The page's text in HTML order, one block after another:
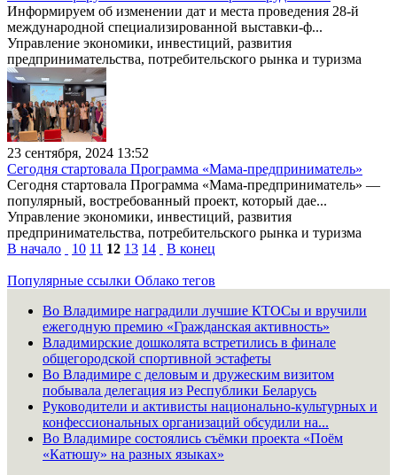
Информируем об изменении дат и места проведения 28-й
международной специализированной выставки-ф...
Управление экономики, инвестиций, развития
предпринимательства, потребительского рынка и туризма
23 сентября, 2024 13:52
Сегодня стартовала Программа «Мама-предприниматель»
Сегодня стартовала Программа «Мама-предприниматель» —
популярный, востребованный проект, который дае...
Управление экономики, инвестиций, развития
предпринимательства, потребительского рынка и туризма
В начало
10 11 12 13 14 В конец
Популярные ссылки Облако тегов
Во Владимире наградили лучшие КТОСы и вручили
ежегодную премию «Гражданская активность»
Владимирские дошколята встретились в финале
общегородской спортивной эстафеты
Во Владимире с деловым и дружеским визитом
побывала делегация из Республики Беларусь
Руководители и активисты национально-культурных и
конфессиональных организаций обсудили на...
Во Владимире состоялись съёмки проекта «Поём
«Катюшу» на разных языках»